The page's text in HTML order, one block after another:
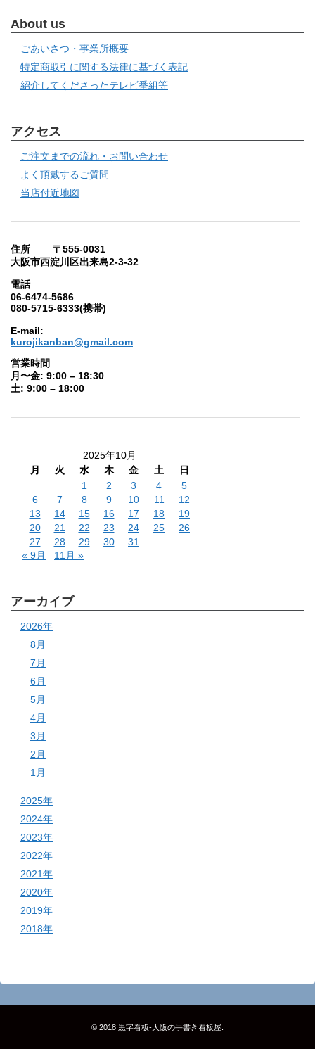
About us
ごあいさつ・事業所概要
特定商取引に関する法律に基づく表記
紹介してくださったテレビ番組等
アクセス
ご注文までの流れ・お問い合わせ
よく頂戴するご質問
当店付近地図
住所 〒555-0031
大阪市西淀川区出来島2-3-32
電話
06-6474-5686
080-5715-6333(携帯)
E-mail:
kurojikanban@gmail.com
営業時間
月〜金: 9:00 – 18:30
土: 9:00 – 18:00
2025年10月
月
火 水 木 金 土
日
1
2 3 4
5
6
7 8 9 10 11
12
13
14 15 16 17 18
19
20
21 22 23 24 25
26
27
28 29 30
31
« 9月
11月 »
アーカイブ
2026年
8月
7月
6月
5月
4月
3月
2月
1月
2025年
2024年
2023年
2022年
2021年
2020年
2019年
2018年
© 2018 黒字看板‐大阪の手書き看板屋